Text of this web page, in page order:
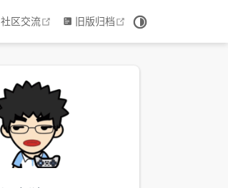
社区交流 open in new window
旧版归档 open in new window